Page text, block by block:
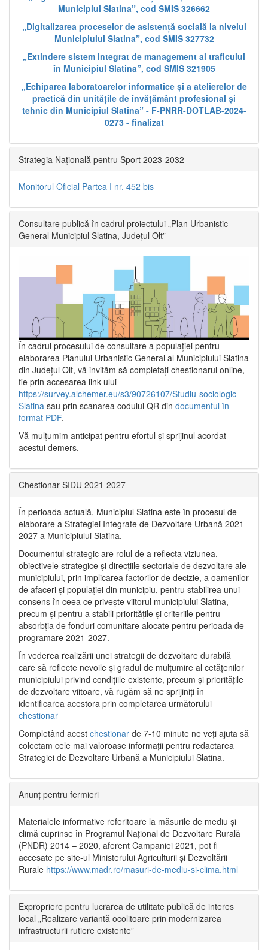
Municipiul Slatina”, cod SMIS 326662
„Digitalizarea proceselor de asistență socială la nivelul
Municipiului Slatina”, cod SMIS 327732
„Extindere sistem integrat de management al traficului
în Municipiul Slatina”, cod SMIS 321905
„Echiparea laboratoarelor informatice și a atelierelor de
practică din unitățile de învățământ profesional și
tehnic din Municipiul Slatina” - F-PNRR-DOTLAB-2024-
0273 - finalizat
Strategia Națională pentru Sport 2023-2032
Monitorul Oficial Partea I nr. 452 bis
Consultare publică în cadrul proiectului „Plan Urbanistic
General Municipiul Slatina, Județul Olt”
În cadrul procesului de consultare a populaţiei pentru
elaborarea Planului Urbanistic General al Municipiului Slatina
din Județul Olt, vă invităm să completați chestionarul online,
fie prin accesarea link-ului
https://survey.alchemer.eu/s3/90726107/Studiu-sociologic-
Slatina sau prin scanarea codului QR din documentul în
format PDF.
Vă mulţumim anticipat pentru efortul şi sprijinul acordat
acestui demers.
Chestionar SIDU 2021-2027
În perioada actuală, Municipiul Slatina este în procesul de
elaborare a Strategiei Integrate de Dezvoltare Urbană 2021‐
2027 a Municipiului Slatina.
Documentul strategic are rolul de a reflecta viziunea,
obiectivele strategice și direcțiile sectoriale de dezvoltare ale
municipiului, prin implicarea factorilor de decizie, a oamenilor
de afaceri și populației din municipiu, pentru stabilirea unui
consens în ceea ce privește viitorul municipiului Slatina,
precum și pentru a stabili prioritățile și criteriile pentru
absorbția de fonduri comunitare alocate pentru perioada de
programare 2021-2027.
În vederea realizării unei strategii de dezvoltare durabilă
care să reflecte nevoile și gradul de mulțumire al cetățenilor
municipiului privind condițiile existente, precum și prioritățile
de dezvoltare viitoare, vă rugăm să ne sprijiniți în
identificarea acestora prin completarea următorului
chestionar
Completând acest chestionar de 7-10 minute ne veți ajuta să
colectam cele mai valoroase informații pentru redactarea
Strategiei de Dezvoltare Urbană a Municipiului Slatina.
Anunț pentru fermieri
Materialele informative referitoare la măsurile de mediu și
climă cuprinse în Programul Național de Dezvoltare Rurală
(PNDR) 2014 – 2020, aferent Campaniei 2021, pot fi
accesate pe site-ul Ministerului Agriculturii și Dezvoltării
Rurale https://www.madr.ro/masuri-de-mediu-si-clima.html
Expropriere pentru lucrarea de utilitate publică de interes
local „Realizare variantă ocolitoare prin modernizarea
infrastructurii rutiere existente”